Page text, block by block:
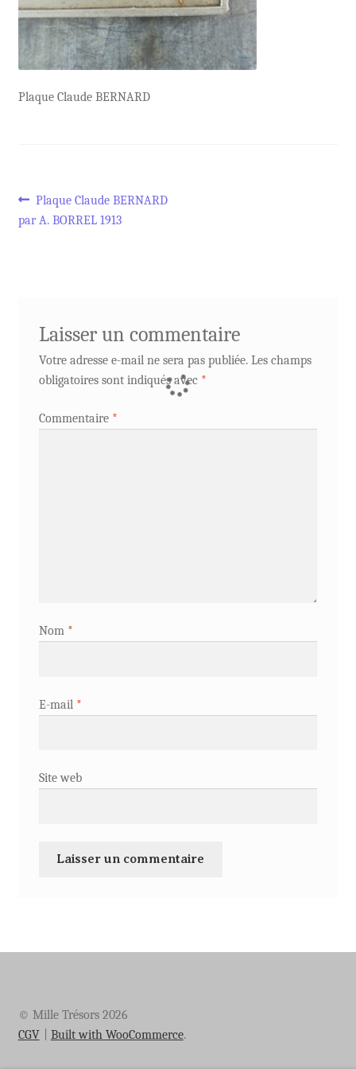
Plaque Claude BERNARD
Navigation
de
Article
précédent :
Plaque Claude BERNARD
par A. BORREL 1913
Laisser un commentaire
Votre adresse e-mail ne sera pas publiée. Les champs
obligatoires sont indiqués avec *
Commentaire *
Nom *
E-mail *
Site web
© Mille Trésors 2026
CGV
Built with WooCommerce.